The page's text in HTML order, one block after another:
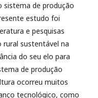
sistema de produção
estudo foi
e pesquisas
sustentável na
do seu elo para
de produção
ocorreu muitos
tecnológico, como